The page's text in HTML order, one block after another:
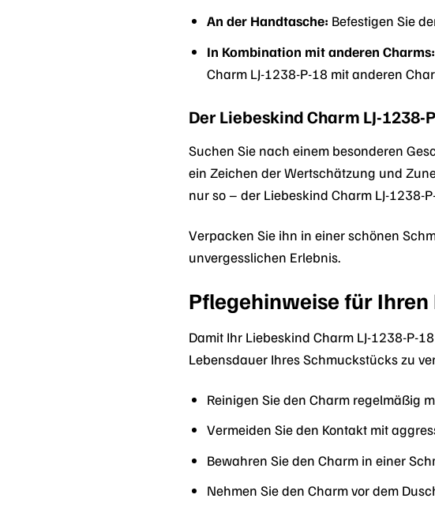
An der Handtasche: Befestigen Sie
In Kombination mit anderen Charms:
Charm LJ-1238-P-18 mit anderen
Der Liebeskind Charm LJ-1238-
Suchen Sie nach einem besonderen
ein Zeichen der Wertschätzung und
nur so – der Liebeskind Charm LJ-1238-
Verpacken Sie ihn in einer schönen
unvergesslichen Erlebnis.
Pflegehinweise für Ihren
Damit Ihr Liebeskind Charm LJ-1238-P-
Lebensdauer Ihres Schmuckstücks zu
Reinigen Sie den Charm regelmäßig
Vermeiden Sie den Kontakt mit
Bewahren Sie den Charm in einer
Nehmen Sie den Charm vor dem